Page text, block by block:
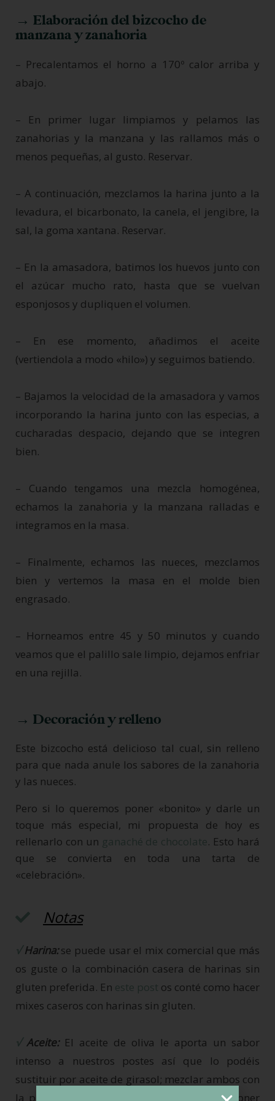
→ Elaboración del bizcocho de
manzana y zanahoria
– Precalentamos el horno a 170º calor arriba y
abajo.
– En primer lugar limpiamos y pelamos las
zanahorias y la manzana y las rallamos más o
menos pequeñas, al gusto. Reservar.
– A continuación, mezclamos la harina junto a la
levadura, el bicarbonato, la canela, el jengibre, la
sal, la goma xantana. Reservar.
– En la amasadora, batimos los huevos junto con
el azúcar mucho rato, hasta que se vuelvan
esponjosos y dupliquen el volumen.
– En ese momento, añadimos el aceite
(vertiendola a modo «hilo») y seguimos batiendo.
– Bajamos la velocidad de la amasadora y vamos
incorporando la harina junto con las especias, a
cucharadas despacio, dejando que se integren
bien.
– Cuando tengamos una mezcla homogénea,
echamos la zanahoria y la manzana ralladas e
integramos en la masa.
– Finalmente, echamos las nueces, mezclamos
bien y vertemos la masa en el molde bien
engrasado.
– Horneamos entre 45 y 50 minutos y cuando
veamos que el palillo sale limpio, dejamos enfriar
en una rejilla.
→ Decoración y relleno
Este bizcocho está delicioso tal cual, sin relleno
para que nada anule los sabores de la zanahoria
y las nueces.
Pero si lo queremos poner «bonito» y darle un
toque más especial, mi propuesta de hoy es
rellenarlo con un ganaché de chocolate. Esto hará
que se convierta en toda una tarta de
«celebración».
Notas
√ Harina:se puede usar el mix comercial que más
os guste o la combinación casera de harinas sin
gluten preferida. En este post os conté como hacer
mixes caseros con harinas sin gluten.
√ Aceite:El aceite de oliva le aporta un sabor
intenso a nuestros postes así que lo podéis
sustituir por aceite de girasol; mezclar ambos con
la proporción que mas os guste e incluso poner